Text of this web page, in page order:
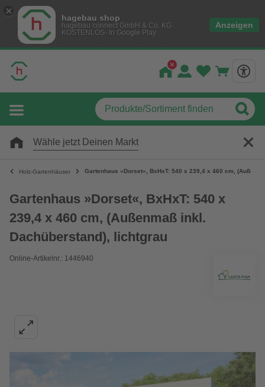
hagebau shop
hagebau connect GmbH & Co. KG
KOSTENLOS- In Google Play
Anzeigen
Wähle jetzt Deinen Markt
Holz-Gartenhäuser Gartenhaus »Dorset«, BxHxT: 540 x 239,4 x 460 cm,
Gartenhaus »Dorset«, BxHxT: 540 x
239,4 x 460 cm, (Außenmaß inkl.
Dachüberstand), lichtgrau
Online-Artikelnr.: 1446940